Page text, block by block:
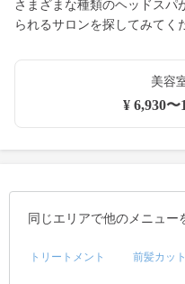
さまざまな種類のヘッドスパ
られるサロンを探してみてく
美容
¥ 6,930〜
同じエリアで他のメニュー
トリートメント 前髪カッ